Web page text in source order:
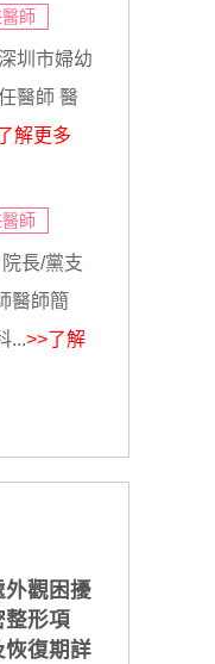
師
圳市婦幼
醫師 醫
解更多
師
長/黨支
醫師簡
...>>了解
外觀困擾
整形項
恢復期詳